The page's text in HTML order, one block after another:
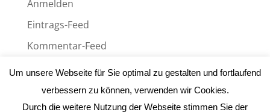
Anmelden
Eintrags-Feed
Kommentar-Feed
WordPress.org
Um unsere Webseite für Sie optimal zu gestalten und fortlaufend
verbessern zu können, verwenden wir Cookies.
Durch die weitere Nutzung der Webseite stimmen Sie der